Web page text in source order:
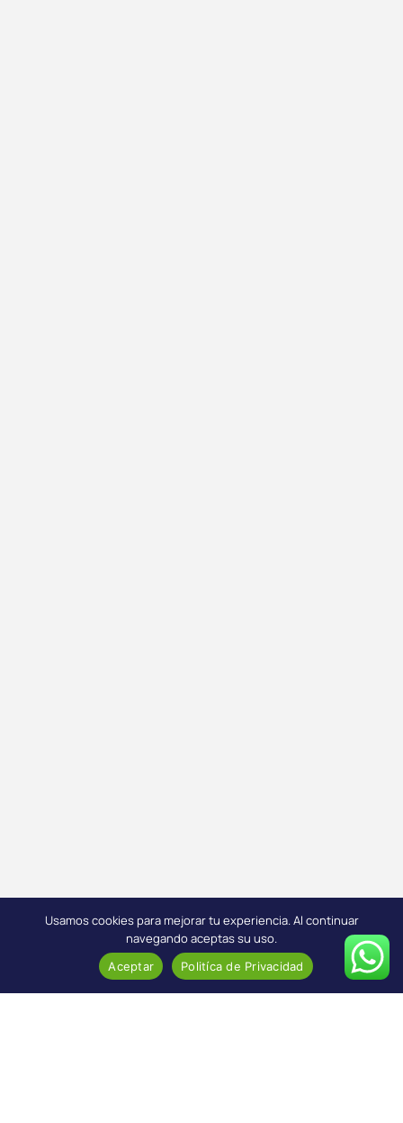
Usamos cookies para mejorar tu experiencia. Al continuar
navegando aceptas su uso.
Aceptar Politíca de Privacidad